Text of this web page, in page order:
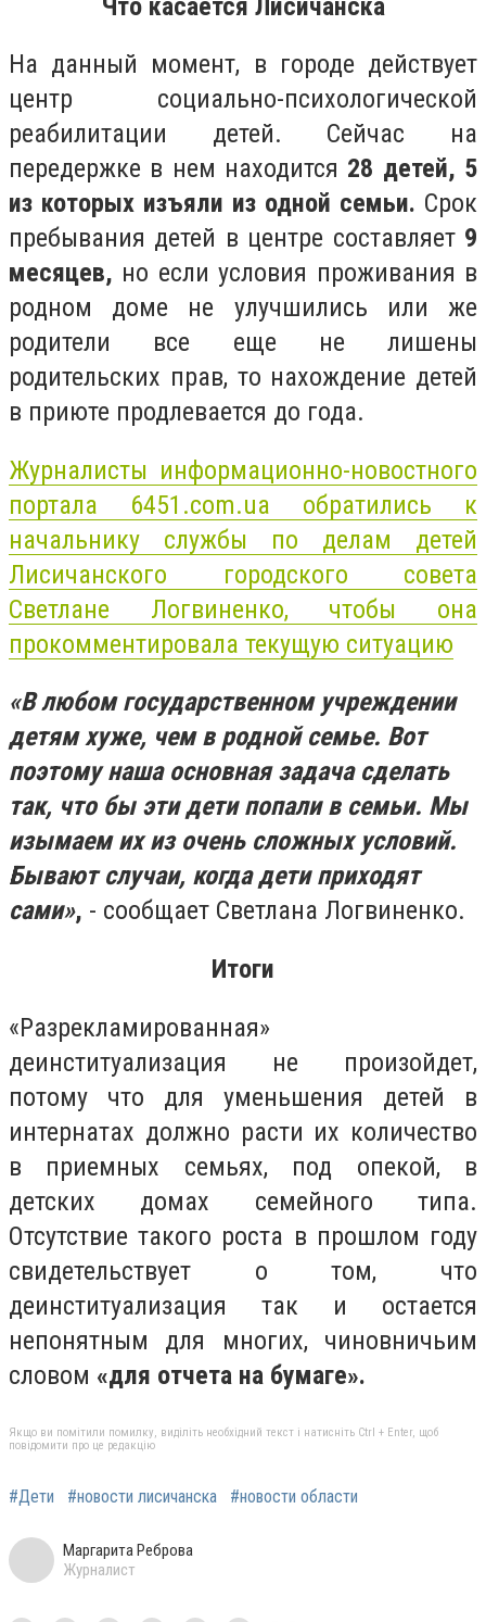
Что касается Лисичанска
На данный момент, в городе действует
центр социально-психологической
реабилитации детей. Сейчас на
передержке в нем находится 28 детей, 5
из которых изъяли из одной семьи. Срок
пребывания детей в центре составляет 9
месяцев, но если условия проживания в
родном доме не улучшились или же
родители все еще не лишены
родительских прав, то нахождение детей
в приюте продлевается до года.
Журналисты информационно-новостного
портала 6451.com.ua обратились к
начальнику службы по делам детей
Лисичанского городского совета
Светлане Логвиненко, чтобы она
прокомментировала текущую ситуацию
«В любом государственном учреждении
детям хуже, чем в родной семье. Вот
поэтому наша основная задача сделать
так, что бы эти дети попали в семьи. Мы
изымаем их из очень сложных условий.
Бывают случаи, когда дети приходят
сами», - сообщает Светлана Логвиненко.
Итоги
«Разрекламированная»
деинституализация не произойдет,
потому что для уменьшения детей в
интернатах должно расти их количество
в приемных семьях, под опекой, в
детских домах семейного типа.
Отсутствие такого роста в прошлом году
свидетельствует о том, что
деинституализация так и остается
непонятным для многих, чиновничьим
словом «для отчета на бумаге».
Якщо ви помітили помилку, виділіть необхідний текст і натисніть Ctrl + Enter, щоб
повідомити про це редакцію
#Дети #новости лисичанска #новости области
Маргарита Реброва
Журналист